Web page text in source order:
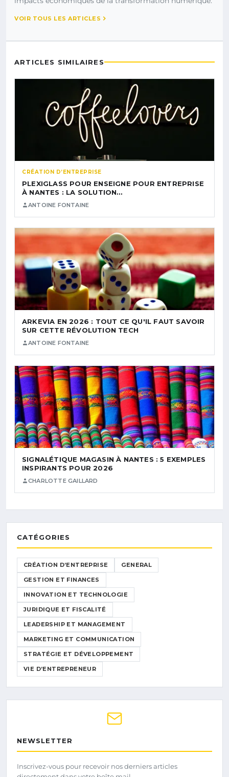
VOIR TOUS LES ARTICLES
ARTICLES SIMILAIRES
CRÉATION D’ENTREPRISE
PLEXIGLASS POUR ENSEIGNE POUR ENTREPRISE
À NANTES : LA SOLUTION…
ANTOINE FONTAINE
ARKEVIA EN 2026 : TOUT CE QU'IL FAUT SAVOIR
SUR CETTE RÉVOLUTION TECH
ANTOINE FONTAINE
SIGNALÉTIQUE MAGASIN À NANTES : 5 EXEMPLES
INSPIRANTS POUR 2026
CHARLOTTE GAILLARD
CATÉGORIES
CRÉATION D’ENTREPRISE GENERAL
GESTION ET FINANCES
INNOVATION ET TECHNOLOGIE
JURIDIQUE ET FISCALITÉ
LEADERSHIP ET MANAGEMENT
MARKETING ET COMMUNICATION
STRATÉGIE ET DÉVELOPPEMENT
VIE D’ENTREPRENEUR
NEWSLETTER
Inscrivez-vous pour recevoir nos derniers articles